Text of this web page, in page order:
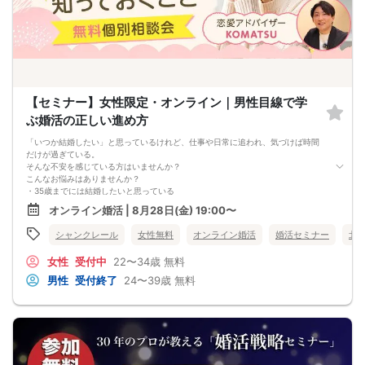
婚活戦略セミナーでは、恋愛や婚活で悩む男性が
短期間で変化と成果を実感できる方法をお伝えします。
【注意事項】
・セミナー中はカメラをオン（お顔を出して）での受講をお願いします。
（屋外、車内からのご参加や、途中入室、退出はご遠慮下さい。）
【セミナー】女性限定・オンライン｜男性目線で学
ぶ婚活の正しい進め方
「いつか結婚したい」と思っているけれど、仕事や日常に追われ、気づけば時間
だけが過ぎている。
そんな不安を感じている方はいませんか？
こんなお悩みはありませんか？
・35歳までには結婚したいと思っている
・マッチングアプリや婚活パーティーを頑張っているが結果につながらない
・交際には発展するのに結婚の話にならない
・どんな男性を選べばいいのかわからない
・男性の本音が知りたい
・今の婚活のやり方が正しいのか不安
婚活経験の有無は問いません。
大切なのは、「今の自分に合った婚活方法を知ること」です。
・男性目線でのリアルなアドバイスが聞ける
・結婚に近づくための具体的な行動プランが見つかる
・男性が結婚相手に求めていることを理解できる
・今後の婚活に対する不安が軽くなる
オンライン婚活 | 8月28日(金) 19:00〜
シャンクレール 女性無料 オンライン婚活 婚活セミナー 北
女性 受付中 22〜34歳 無料
男性 受付終了 24〜39歳 無料